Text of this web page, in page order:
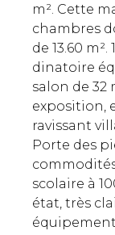
m². Cette
chambres
de 13.60
dinatoire
salon de 32
exposition,
ravissant
Porte des
scolaire à
état, très